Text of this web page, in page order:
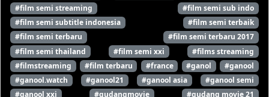
#film semi streaming
#film semi sub indo
#film semi subtitle indonesia
#film semi terbaik
#film semi terbaru
#film semi terbaru 2017
#film semi thailand
#film semi xxi
#films streaming
#filmstreaming
#film terbaru #france #ganol
#ganool
#ganool.watch
#ganool21 #ganool asia
#ganool semi
#ganool xxi
#gudangmovie
#gudang movie 21